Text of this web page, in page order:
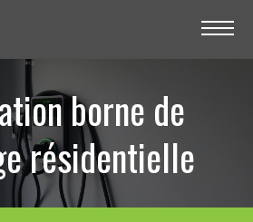
borne de
résidentielle